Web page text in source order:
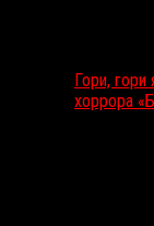
Гори,
хоррора